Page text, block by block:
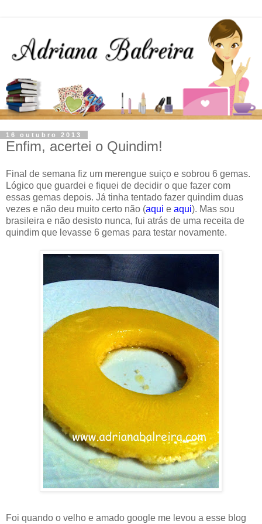
16 outubro 2013
Enfim, acertei o Quindim!
Final de semana fiz um merengue suiço e sobrou 6 gemas.
Lógico que guardei e fiquei de decidir o que fazer com
essas gemas depois. Já tinha tentado fazer quindim duas
vezes e não deu muito certo não (aqui e aqui). Mas sou
brasileira e não desisto nunca, fui atrás de uma receita de
quindim que levasse 6 gemas para testar novamente.
Foi quando o velho e amado google me levou a esse blog